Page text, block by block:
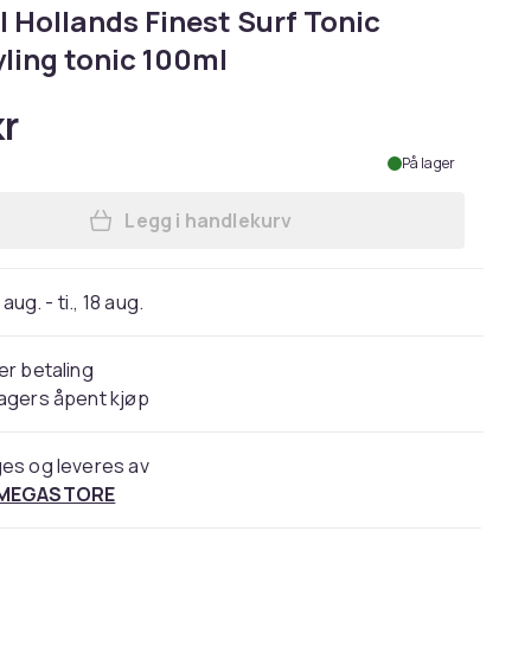
Hollands Finest Surf Tonic
tonic 100ml
På lager
Legg Reuzel Hollands Finest Surf
Legg i handlekurv
- ti., 18 aug.
betaling
åpent kjøp
og leveres av